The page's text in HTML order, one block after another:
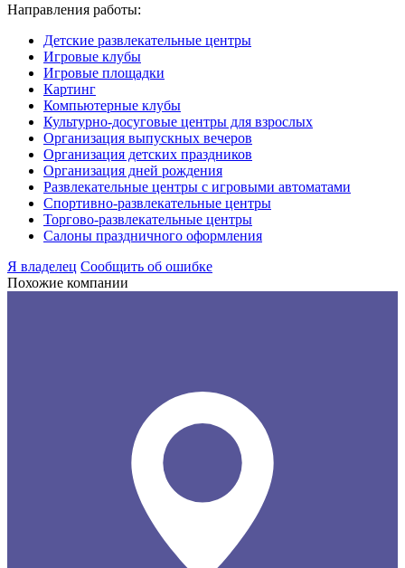
Направления работы:
Детские развлекательные центры
Игровые клубы
Игровые площадки
Картинг
Компьютерные клубы
Культурно-досуговые центры для взрослых
Организация выпускных вечеров
Организация детских праздников
Организация дней рождения
Развлекательные центры с игровыми автоматами
Спортивно-развлекательные центры
Торгово-развлекательные центры
Салоны праздничного оформления
Я владелец Сообщить об ошибке
Похожие компании